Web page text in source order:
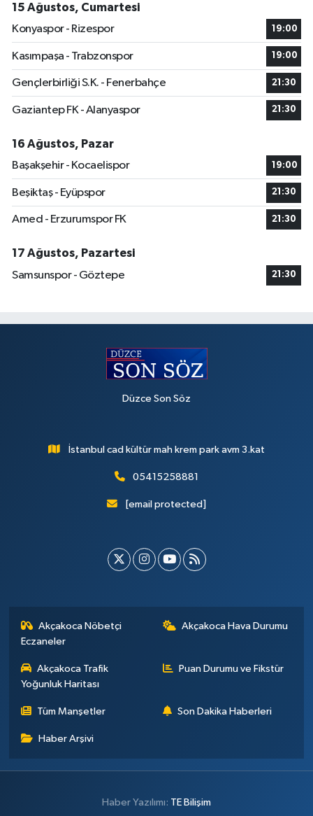
15 Ağustos, Cumartesi
Konyaspor - Rizespor
19:00
Kasımpaşa - Trabzonspor 19:00
Gençlerbirliği S.K. - Fenerbahçe 21:30
Gaziantep FK - Alanyaspor 21:30
16 Ağustos, Pazar
Başakşehir - Kocaelispor
19:00
Beşiktaş - Eyüpspor 21:30
Amed - Erzurumspor FK 21:30
17 Ağustos, Pazartesi
Samsunspor - Göztepe
21:30
Düzce Son Söz
İstanbul cad kültür mah krem park avm 3.kat
05415258881
[email protected]
Akçakoca Nöbetçi
Eczaneler
Akçakoca Hava Durumu
Akçakoca Trafik
Yoğunluk Haritası
Puan Durumu ve Fikstür
Tüm Manşetler Son Dakika Haberleri
Haber Arşivi
Haber Yazılımı: TE Bilişim